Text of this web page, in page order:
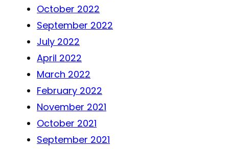
October 2022
September 2022
July 2022
April 2022
March 2022
February 2022
November 2021
October 2021
September 2021